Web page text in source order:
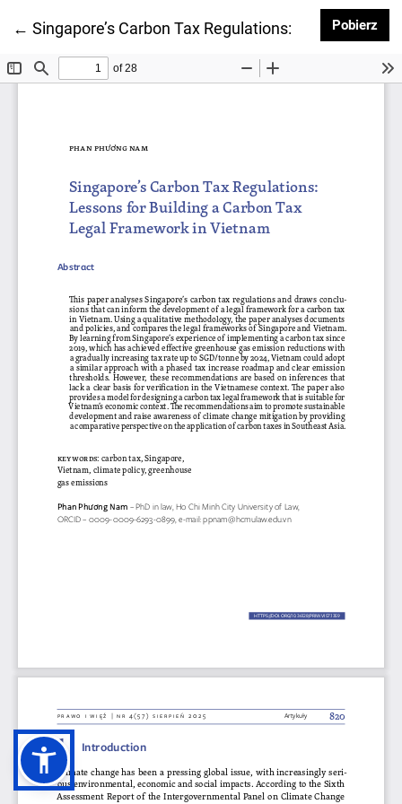
←Wróć do szczegółów artykułu
Singapore’s Carbon Tax Regulations: Lessons for
Pobierz